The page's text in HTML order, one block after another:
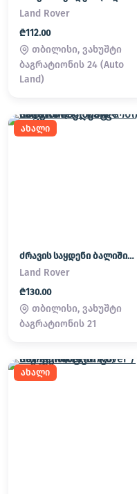
Land Rover
₾112.00
თბილისი, ვახუშტი
ბაგრატიონის 24 (Auto
Land)
ახალი
ძრავის საყდენი ბალიში (პადმატორნი) Land Rover / Range Rover
Land Rover
₾130.00
თბილისი, ვახუშტი
ბაგრატიონის 21
ახალი